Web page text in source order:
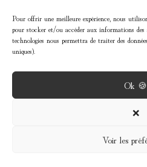
Pour offrir une meilleure expérience, nous
pour stocker et/ou accéder aux informations
technologies nous permettra de traiter des
uniques).
Ok 🍪
❌
Voir les